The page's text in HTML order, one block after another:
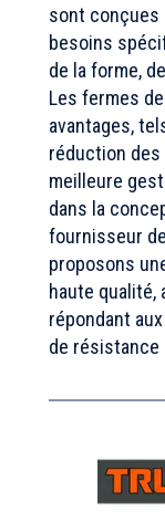
sont conçues
besoins
de la forme,
Les fermes
avantages,
réduction des
meilleure
dans la
fournisseur
proposons
haute qualité,
répondant
de résistance